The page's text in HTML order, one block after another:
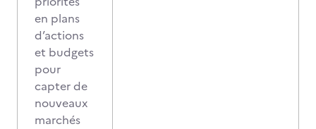
en plans
d’actions
et budgets
pour
capter de
nouveaux
marchés